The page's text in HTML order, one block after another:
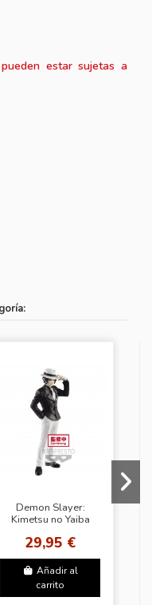
estar sujetas a
Demon Slayer:
Kimetsu no Yaiba
Series - vol.1 (Muzan
Kibutsuji )
29,95 €
Añadir al
carrito